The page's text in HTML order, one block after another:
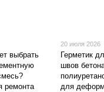
выбрать
ремонта
20 июля 2026
Герметик
швов
для